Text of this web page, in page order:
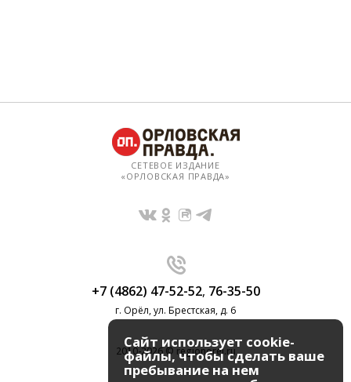
СЕТЕВОЕ ИЗДАНИЕ
«ОРЛОВСКАЯ ПРАВДА»
+7 (4862) 47-52-52, 76-35-50
г. Орёл, ул. Брестская, д. 6
2010-2026 © regionorel.ru
Сайт использует cookie-
файлы, чтобы сделать ваше
пребывание на нем